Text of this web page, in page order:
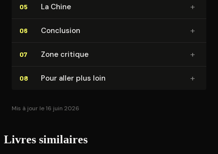
05 La Chine +
06 Conclusion +
07 Zone critique +
08 Pour aller plus loin +
Mis à jour le 16 juin 2026
Livres similaires